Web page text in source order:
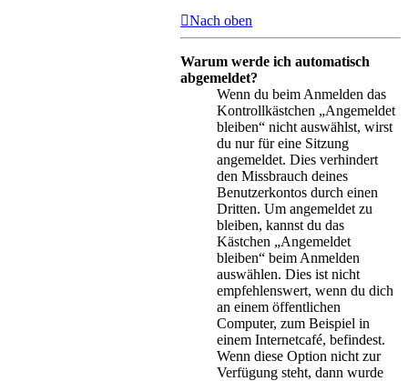
Nach oben
Warum werde ich automatisch
abgemeldet?
Wenn du beim Anmelden das
Kontrollkästchen „Angemeldet
bleiben“ nicht auswählst, wirst
du nur für eine Sitzung
angemeldet. Dies verhindert
den Missbrauch deines
Benutzerkontos durch einen
Dritten. Um angemeldet zu
bleiben, kannst du das
Kästchen „Angemeldet
bleiben“ beim Anmelden
auswählen. Dies ist nicht
empfehlenswert, wenn du dich
an einem öffentlichen
Computer, zum Beispiel in
einem Internetcafé, befindest.
Wenn diese Option nicht zur
Verfügung steht, dann wurde